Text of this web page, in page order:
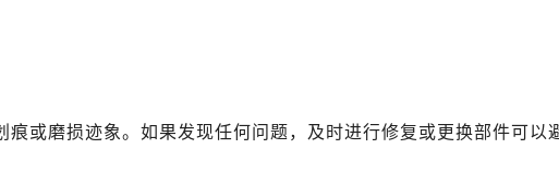
昆明广场写字楼10层06室（需提前预约）
万达广场写字楼A座10层1002室（需提前预约）
腾达中心东1幢20楼2002室（需提前预约）
痕或磨损迹象。如果发现任何问题，及时进行修复或更换部件可以